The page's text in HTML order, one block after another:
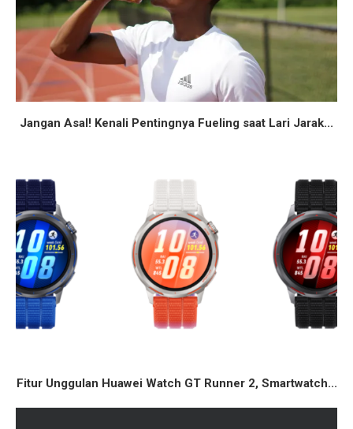
Jangan Asal! Kenali Pentingnya Fueling saat Lari Jarak...
Fitur Unggulan Huawei Watch GT Runner 2, Smartwatch...